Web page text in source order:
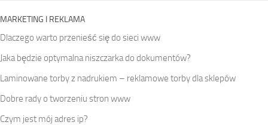
MARKETING I REKLAMA
Dlaczego warto przenieść się do sieci www
Jaka będzie optymalna niszczarka do dokumentów?
Laminowane torby z nadrukiem – reklamowe torby dla sklepów
Dobre rady o tworzeniu stron www
Czym jest mój adres ip?